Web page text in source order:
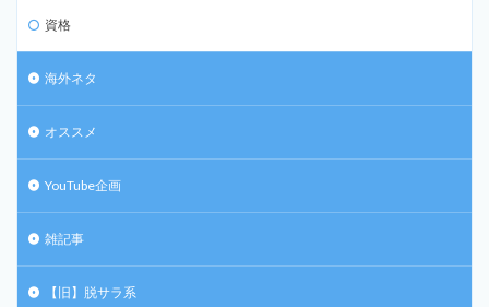
資格
海外ネタ
オススメ
YouTube企画
雑記事
【旧】脱サラ系